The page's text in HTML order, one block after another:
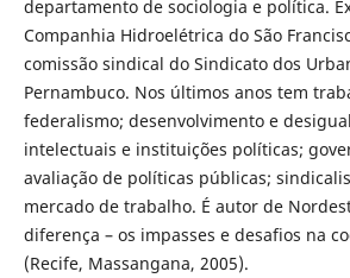
departamento de sociologia e política.
Companhia Hidroelétrica do São
comissão sindical do Sindicato dos
Pernambuco. Nos últimos anos tem
federalismo; desenvolvimento e
intelectuais e instituições políticas;
avaliação de políticas públicas;
mercado de trabalho. É autor de
diferença – os impasses e desafios na
(Recife, Massangana, 2005).